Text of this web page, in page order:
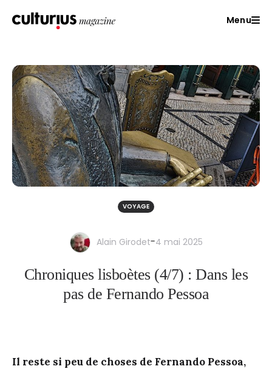
Menu
VOYAGE
Alain Girodet-4 mai 2025
Chroniques lisboètes (4/7) : Dans les
pas de Fernando Pessoa
Il reste si peu de choses de Fernando Pessoa,